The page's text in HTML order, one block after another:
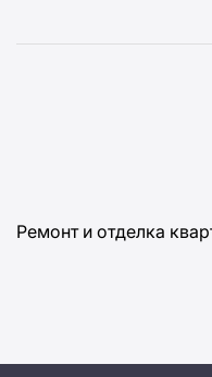
Ремонт и отделка